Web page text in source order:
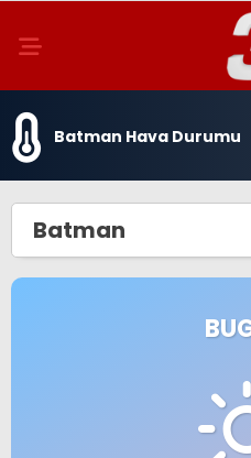
Batman Hava Durumu
Batman